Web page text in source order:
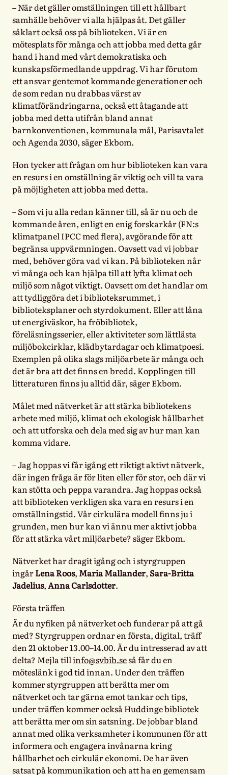
– När det gäller omställningen till ett hållbart
samhälle behöver vi alla hjälpas åt. Det gäller
såklart också oss på biblioteken. Vi är en
mötesplats för många och att jobba med detta går
hand i hand med vårt demokratiska och
kunskapsförmedlande uppdrag. Vi har förutom
ett ansvar gentemot kommande generationer och
de som redan nu drabbas värst av
klimatförändringarna, också ett åtagande att
jobba med detta utifrån bland annat
barnkonventionen, kommunala mål, Parisavtalet
och Agenda 2030, säger Ekbom.
Hon tycker att frågan om hur biblioteken kan vara
en resurs i en omställning är viktig och vill ta vara
på möjligheten att jobba med detta.
– Som vi ju alla redan känner till, så är nu och de
kommande åren, enligt en enig forskarkår (FN:s
klimatpanel IPCC med flera), avgörande för att
begränsa uppvärmningen. Oavsett vad vi jobbar
med, behöver göra vad vi kan. På biblioteken når
vi många och kan hjälpa till att lyfta klimat och
miljö som något viktigt. Oavsett om det handlar om
att tydliggöra det i biblioteksrummet, i
biblioteksplaner och styrdokument. Eller att låna
ut energiväskor, ha fröbibliotek,
föreläsningsserier, eller aktiviteter som lättlästa
miljöbokcirklar, klädbytardagar och klimatpoesi.
Exemplen på olika slags miljöarbete är många och
det är bra att det finns en bredd. Kopplingen till
litteraturen finns ju alltid där, säger Ekbom.
Målet med nätverket är att stärka bibliotekens
arbete med miljö, klimat och ekologisk hållbarhet
och att utforska och dela med sig av hur man kan
komma vidare.
– Jag hoppas vi får igång ett riktigt aktivt nätverk,
där ingen fråga är för liten eller för stor, och där vi
kan stötta och peppa varandra. Jag hoppas också
att biblioteken verkligen ska vara en resurs i en
omställningstid. Vår cirkulära modell finns ju i
grunden, men hur kan vi ännu mer aktivt jobba
för att stärka vårt miljöarbete? säger Ekbom.
Nätverket har dragit igång och i styrgruppen
ingårLena Roos, Maria Mallander,Sara-Britta
Jadelius,Anna Carlsdotter.
Första träffen
Är du nyfiken på nätverket och funderar på att gå
med? Styrgruppen ordnar en första, digital, träff
den 21 oktober 13.00–14.00.Är du intresserad av att
delta? Mejla tillinfo@svbib.seså får du en
möteslänk i god tid innan. Under den träffen
kommer styrgruppen att berätta mer om
nätverket och tar gärna emot tankar och tips,
under träffen kommer också Huddinge bibliotek
att berätta mer om sin satsning. De jobbar bland
annat med olika verksamheter i kommunen för att
informera och engagera invånarna kring
hållbarhet och cirkulär ekonomi. De har även
satsat på kommunikation och att ha en gemensam